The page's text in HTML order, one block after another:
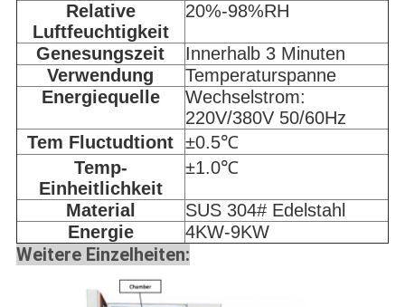
Relative
Luftfeuchtigkeit
20%-98%RH
Genesungszeit
Innerhalb 3 Minuten
Verwendung
Temperaturspanne
Energiequelle
Wechselstrom:
220V/380V 50/60Hz
Tem Fluctudtiont ±0.5℃
Temp-
Einheitlichkeit
±1.0℃
Material
SUS 304# Edelstahl
Energie
4KW-9KW
Weitere Einzelheiten: